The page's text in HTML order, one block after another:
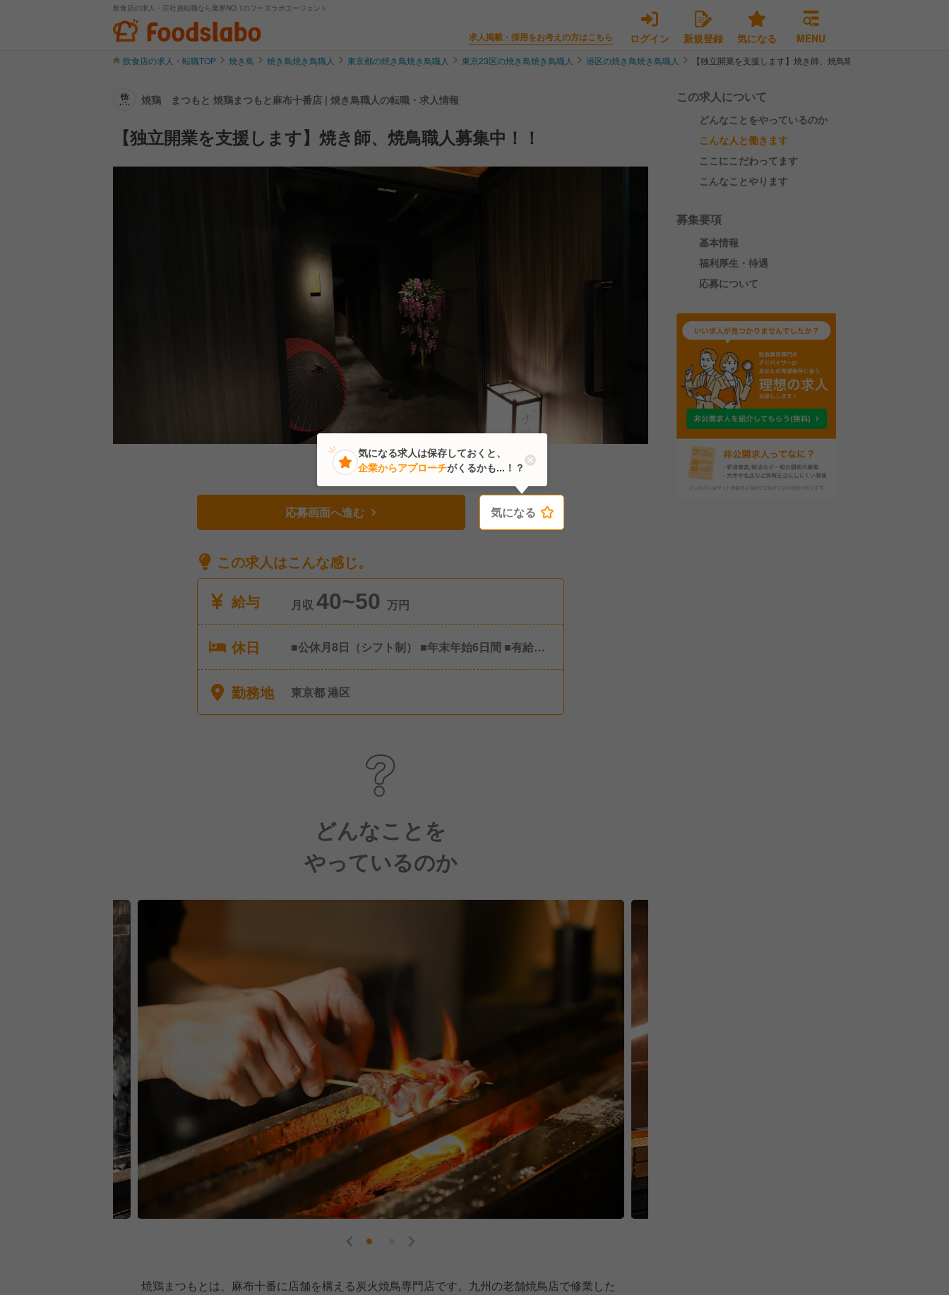
飲食店の求人・正社員転職なら業界NO.1のフーズラボエージェント
求人掲載・採用をお考えの方はこちら ログイン 新規登録 気になる MENU
飲食店の求人・転職TOP 焼き鳥 焼き鳥焼き鳥職人 東京都の焼き鳥焼き鳥職人 東京23区の焼き鳥焼き鳥職人 港区の焼き鳥焼き鳥職人 【独立開業を支援します】焼き師、焼鳥職人募集中！！
焼鶏 まつもと 焼鶏まつもと麻布十番店 | 焼き鳥職人の転職・求人情報
【独立開業を支援します】焼き師、焼鳥職人募集中！！
応募画面へ進む 気になる
この求人はこんな感じ。
給与
月収 40~50 万円
休日
■公休月8日（シフト制） ■年末年始6日間 ■有給休
勤務地 東京都 港区
どんなことを
やっているのか
焼鶏まつもとは、麻布十番に店舗を構える炭火焼鳥専門店です。九州の老舗焼鳥店で修業した
この求人について
どんなことをやっているのか
こんな人と働きます
ここにこだわってます
こんなことやります
募集要項
基本情報
福利厚生・待遇
応募について
気になる
気になる求人は保存しておくと、
企業からアプローチがくるかも...！？